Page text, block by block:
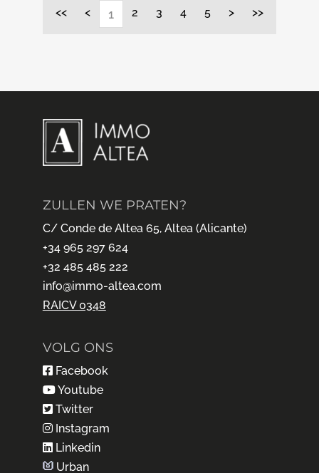
<< < 1 2 3 4 5 > >>
ZULLEN WE PRATEN?
C/ Conde de Altea 65, Altea (Alicante)
+34 965 297 624
+32 485 485 222
info@immo-altea.com
RAICV 0348
VOLG ONS
Facebook
Youtube
Twitter
Instagram
Linkedin
Urban